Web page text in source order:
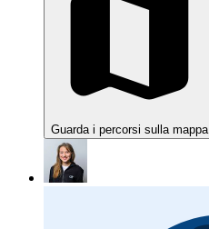
Guarda i percorsi sulla mappa